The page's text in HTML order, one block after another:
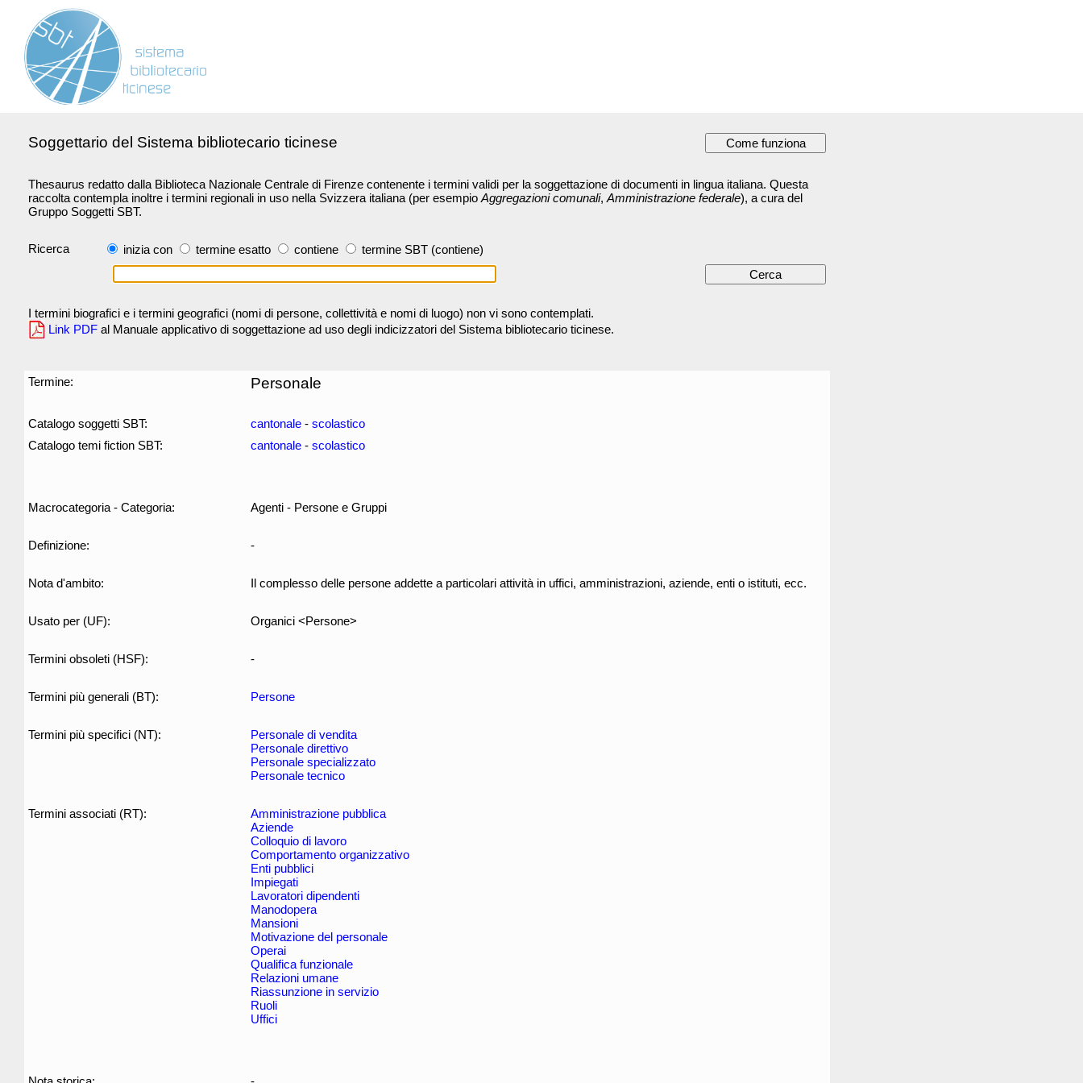
Soggettario del Sistema bibliotecario ticinese
Thesaurus redatto dalla Biblioteca Nazionale Centrale di Firenze contenente i termini validi per la soggettazione di documenti in lingua italiana. Questa
raccolta contempla inoltre i termini regionali in uso nella Svizzera italiana (per esempio Aggregazioni comunali, Amministrazione federale), a cura del
Gruppo Soggetti SBT.
Ricerca inizia con termine esatto contiene termine SBT (contiene)
I termini biografici e i termini geografici (nomi di persone, collettività e nomi di luogo) non vi sono contemplati.
Link PDF al Manuale applicativo di soggettazione ad uso degli indicizzatori del Sistema bibliotecario ticinese.
Termine: Personale
Catalogo soggetti SBT: cantonale - scolastico
Catalogo temi fiction SBT:
cantonale - scolastico
Macrocategoria - Categoria: Agenti - Persone e Gruppi
Definizione: -
Nota d'ambito: Il complesso delle persone addette a particolari attività in uffici, amministrazioni, aziende, enti o istituti, ecc.
Usato per (UF): Organici <Persone>
Termini obsoleti (HSF): -
Termini più generali (BT): Persone
Termini più specifici (NT):
Personale di vendita
Personale direttivo
Personale specializzato
Personale tecnico
Termini associati (RT):
Amministrazione pubblica
Aziende
Colloquio di lavoro
Comportamento organizzativo
Enti pubblici
Impiegati
Lavoratori dipendenti
Manodopera
Mansioni
Motivazione del personale
Operai
Qualifica funzionale
Relazioni umane
Riassunzione in servizio
Ruoli
Uffici